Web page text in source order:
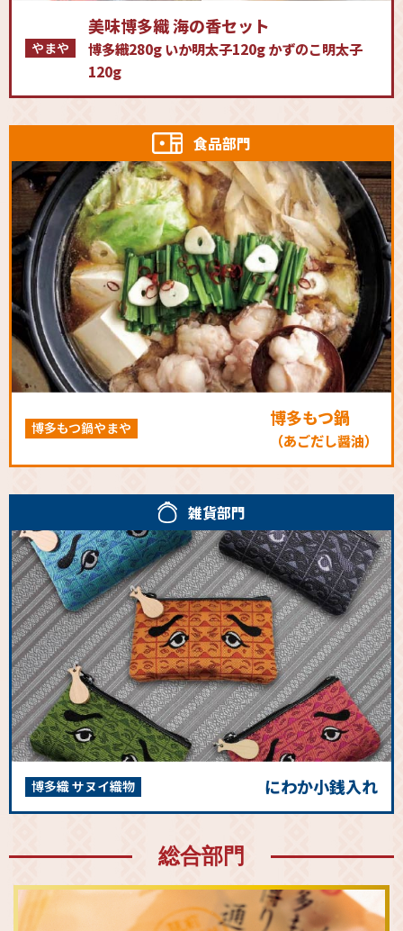
やまや
美味博多織 海の香セット
博多織280g いか明太子120g かずのこ明太子
120g
食品部門
博多もつ鍋やまや 博多もつ鍋
（あごだし醤油）
雑貨部門
博多織 サヌイ織物 にわか小銭入れ
総合部門